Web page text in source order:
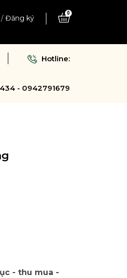
/ Đăng ký
0
Hotline:
- 0942791679
- thu mua -